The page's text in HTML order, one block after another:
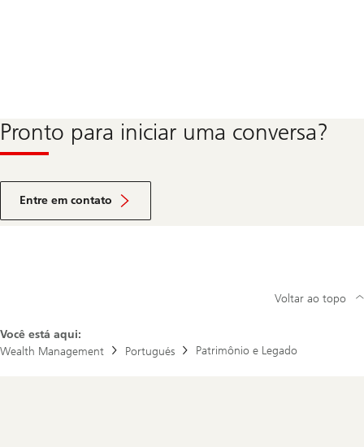
Pronto para iniciar uma conversa?
Entre em contato
Você está aqui:
Wealth Management
Portugués Patrimônio e Legado
Voltar ao topo